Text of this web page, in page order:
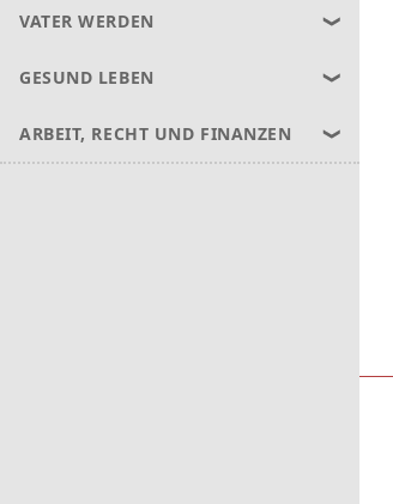
VATER WERDEN
GESUND LEBEN
ARBEIT, RECHT UND FINANZEN